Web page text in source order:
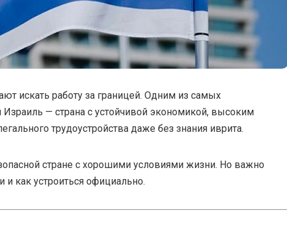
искать работу за границей. Одним из самых
Израиль — страна с устойчивой экономикой, высоким
трудоустройства даже без знания иврита.
стране с хорошими условиями жизни. Но важно
и как устроиться официально.